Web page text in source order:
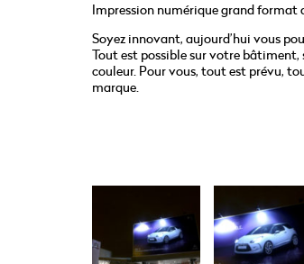
Impression numérique grand format
Soyez innovant, aujourd’hui vous
Tout est possible sur votre bâtiment,
couleur. Pour vous, tout est prévu,
marque.